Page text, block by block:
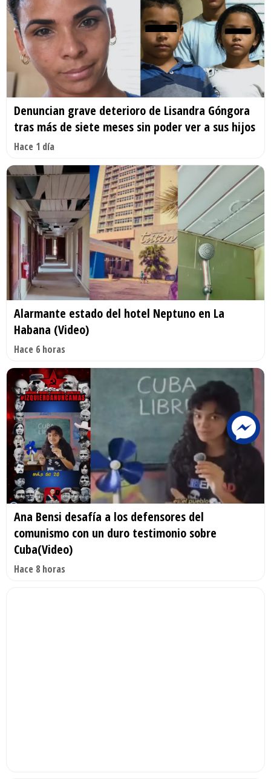
Denuncian grave deterioro de Lisandra Góngora
tras más de siete meses sin poder ver a sus hijos
Hace 1 día
Alarmante estado del hotel Neptuno en La
Habana (Video)
Hace 6 horas
Ana Bensi desafía a los defensores del
comunismo con un duro testimonio sobre
Cuba(Video)
Hace 8 horas